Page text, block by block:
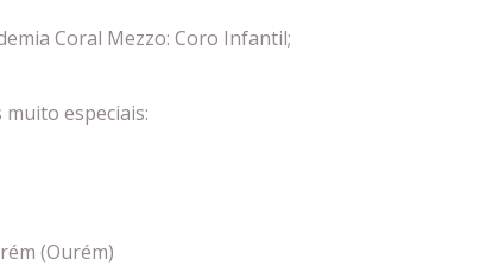
Coral Mezzo: Coro Infantil;
especiais:
(Ourém)